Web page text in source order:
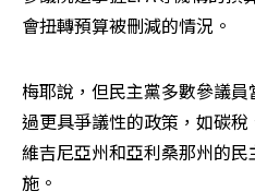
會扭轉預算被刪減的情況。
梅耶說，但民主黨多數參議
過更具爭議性的政策，如碳
維吉尼亞州和亞利桑那州的
施。